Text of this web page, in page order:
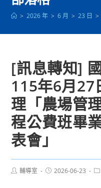
> 2026 年 > 6 月 > 23 日 >
[訊息轉知]
115年6月27
理「農場管
程公費班畢
表會」
Post輔導室
Post2026-06-23